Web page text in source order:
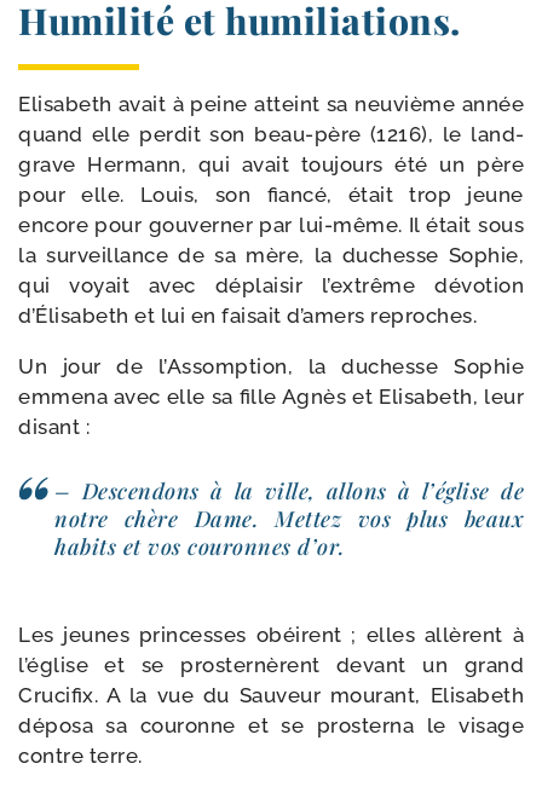
Humilité et humiliations.
Elisabeth avait à peine atteint sa neu­vième année
quand elle per­dit son beau-​père (1216), le land­
grave Hermann, qui avait tou­jours été un père
pour elle. Louis, son fian­cé, était trop jeune
encore pour gou­verner par lui-​même. Il était sous
la sur­veillance de sa mère, la duchesse Sophie,
qui voyait avec déplai­sir l’extrême dévo­tion
d’Élisa­beth et lui en fai­sait d’amers reproches.
Un jour de l’Assomption, la duchesse Sophie
emme­na avec elle sa fille Agnès et Elisabeth, leur
disant :
– Descendons à la ville, allons à l’église de
notre chère Dame. Mettez vos plus beaux
habits et vos cou­ronnes d’or.
Les jeunes prin­cesses obéirent ; elles allèrent à
l’église et se pros­ternèrent devant un grand
Crucifix. A la vue du Sauveur mou­rant, Elisabeth
dépo­sa sa cou­ronne et se pros­ter­na le visage
contre terre.